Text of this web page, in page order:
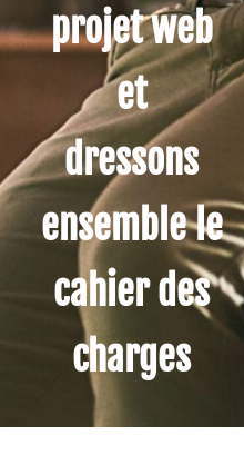
projet web
et
dressons
ensemble le
cahier des
charges